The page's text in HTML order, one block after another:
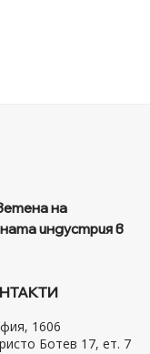
на
индустрия в
1606
Ботев 17, ет. 7